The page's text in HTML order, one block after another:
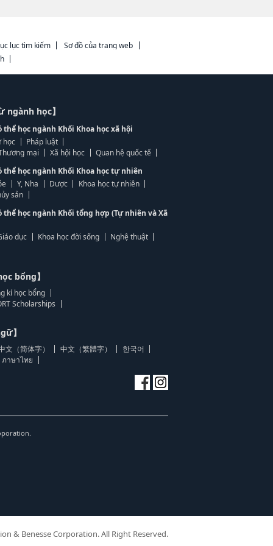
lục tìm kiếm
Sơ đồ của trang web
học】
học ngành Khối Khoa học xã hội
học
Pháp luật
mại
Xã hội học
Quan hệ quốc tế
thể học ngành Khối Khoa học tự nhiên
Y, Nha Dược
Khoa học tự nhiên
sản
thể học ngành Khối tổng hợp (Tự nhiên và Xã
dục Khoa học đời sống Nghệ thuật
bổng】
kí học bổng
Scholarships
】
文（简体字） 中文（繁體字）
한국어
ภาษาไทย
& Benesse Corporation. All Right Reserved.